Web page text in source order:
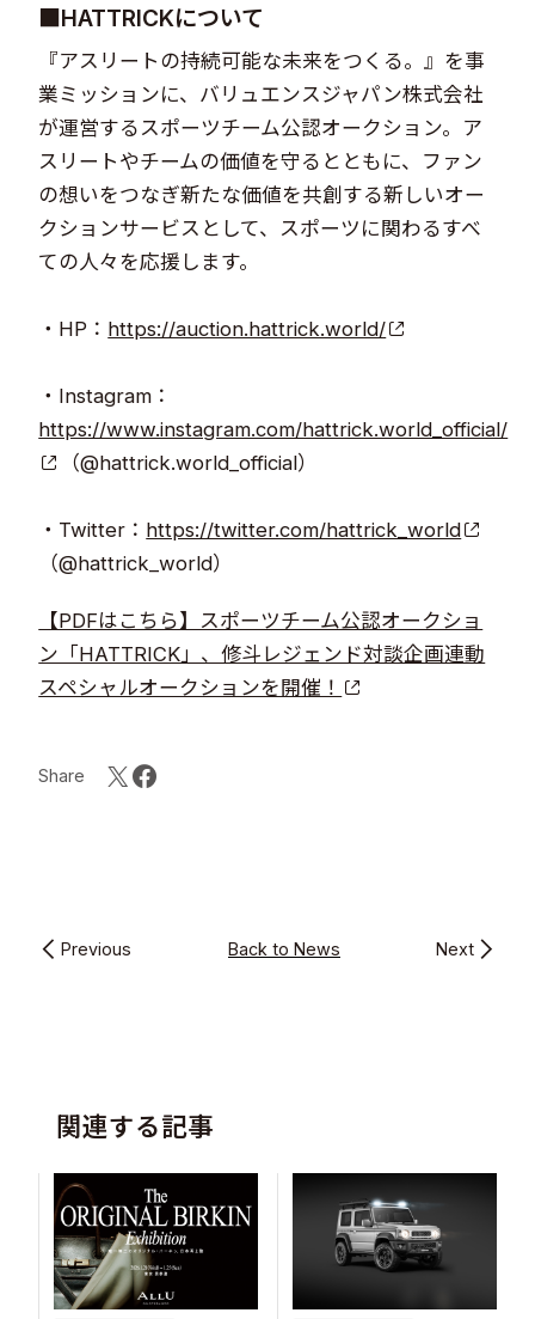
■HATTRICKについて
『アスリートの持続可能な未来をつくる。』を事
業ミッションに、バリュエンスジャパン株式会社
が運営するスポーツチーム公認オークション。ア
スリートやチームの価値を守るとともに、ファン
の想いをつなぎ新たな価値を共創する新しいオー
クションサービスとして、スポーツに関わるすべ
ての人々を応援します。
・HP： https://auction.hattrick.world/
・Instagram：
https://www.instagram.com/hattrick.world_official/
（@hattrick.world_official）
・Twitter： https://twitter.com/hattrick_world
（@hattrick_world）
【PDFはこちら】スポーツチーム公認オークショ
ン「HATTRICK」、修斗レジェンド対談企画連動
スペシャルオークションを開催！
Share
Previous Back to News Next
関連する記事